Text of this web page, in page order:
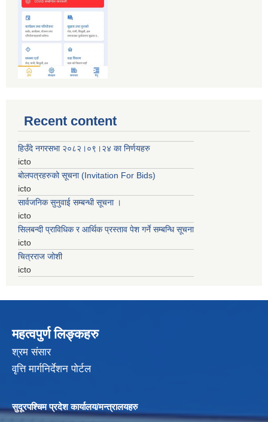
Recent content
हिउँदे नगरसभा २०८२।०९।२४ का निर्णयहरु
icto
बोलपत्रहरुको सूचना (Invitation For Bids)
icto
सार्वजनिक सुनुवाई सम्बन्धी सूचना ।
icto
सिलबन्दी प्राविधिक र आर्थिक प्रस्ताव पेश गर्ने सम्बन्धि सूचना
icto
चित्रराज जोशी
icto
महत्वपुर्ण लिङ्कहरु
श्रम संसार
वृत्ति मार्गनिर्देशन पोर्टल
सुदूरपश्चिम प्रदेश कार्यालय/मन्त्रालयहरु